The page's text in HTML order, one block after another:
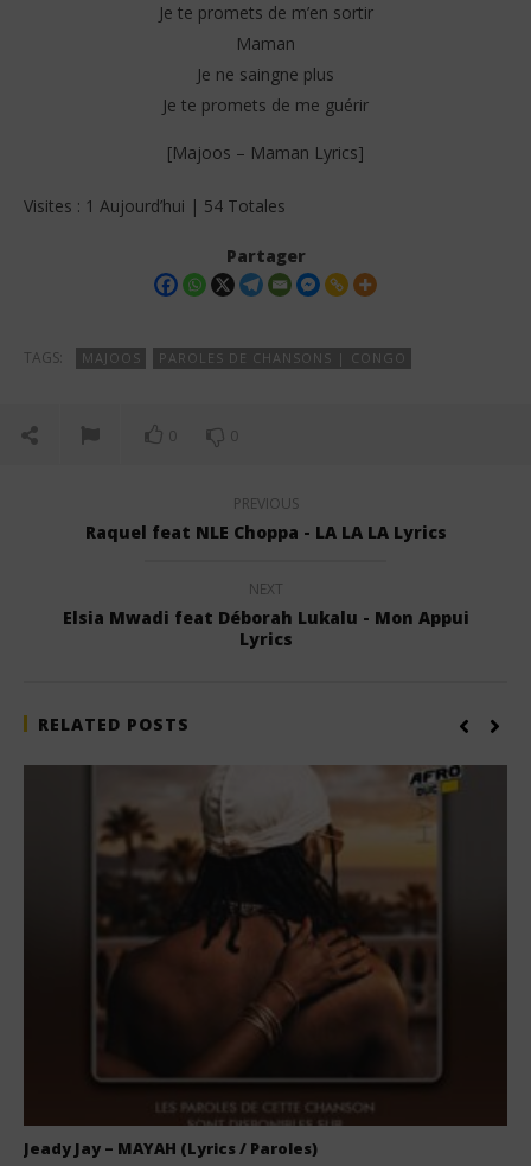
Je te promets de m’en sortir
Maman
Je ne saingne plus
Je te promets de me guérir
[Majoos – Maman Lyrics]
Visites : 1 Aujourd’hui | 54 Totales
Partager
TAGS: MAJOOS PAROLES DE CHANSONS | CONGO
0 0
PREVIOUS
Raquel feat NLE Choppa - LA LA LA Lyrics
NEXT
Elsia Mwadi feat Déborah Lukalu - Mon Appui
Lyrics
RELATED POSTS
Jeady Jay – MAYAH (Lyrics / Paroles)